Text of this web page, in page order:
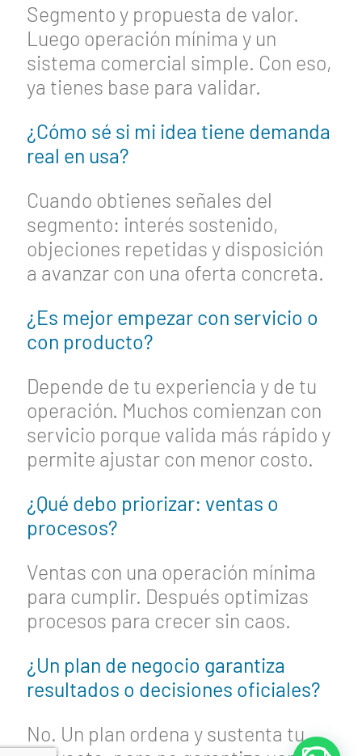
Segmento y propuesta de valor.
Luego operación mínima y un
sistema comercial simple. Con eso,
ya tienes base para validar.
¿Cómo sé si mi idea tiene demanda
real en usa?
Cuando obtienes señales del
segmento: interés sostenido,
objeciones repetidas y disposición
a avanzar con una oferta concreta.
¿Es mejor empezar con servicio o
con producto?
Depende de tu experiencia y de tu
operación. Muchos comienzan con
servicio porque valida más rápido y
permite ajustar con menor costo.
¿Qué debo priorizar: ventas o
procesos?
Ventas con una operación mínima
para cumplir. Después optimizas
procesos para crecer sin caos.
¿Un plan de negocio garantiza
resultados o decisiones oficiales?
No. Un plan ordena y sustenta tu